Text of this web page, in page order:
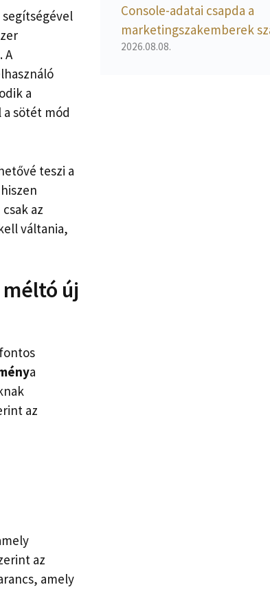
segítségével
A
a
sötét mód
teszi a
az
váltania,
új
a
az
az
amely
Console-adatai csapda a
marketingszakemberek
2026.08.08.